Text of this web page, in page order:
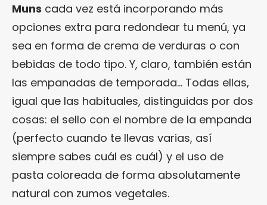
Muns cada vez está incorporando más
opciones extra para redondear tu menú, ya
sea en forma de crema de verduras o con
bebidas de todo tipo. Y, claro, también están
las empanadas de temporada… Todas ellas,
igual que las habituales, distinguidas por dos
cosas: el sello con el nombre de la empanda
(perfecto cuando te llevas varias, así
siempre sabes cuál es cuál) y el uso de
pasta coloreada de forma absolutamente
natural con zumos vegetales.